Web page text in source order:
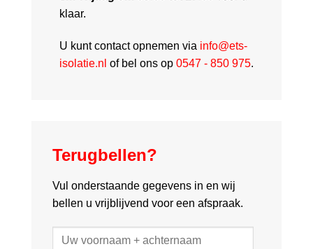
klaar.
U kunt contact opnemen via info@ets-
isolatie.nl of bel ons op 0547 - 850 975.
Terugbellen?
Vul onderstaande gegevens in en wij
bellen u vrijblijvend voor een afspraak.